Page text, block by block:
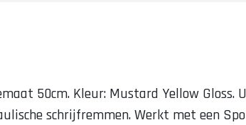
50cm. Kleur: Mustard Yellow
schrijfremmen. Werkt met een